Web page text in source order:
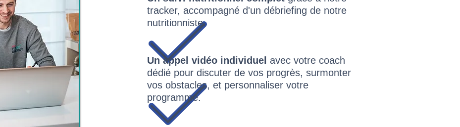
tracker, accompagné d'un débriefing de notre
nutritionniste.
Un appel vidéo individuel avec votre coach
dédié pour discuter de vos progrès, surmonter
vos obstacles, et personnaliser votre
programme.